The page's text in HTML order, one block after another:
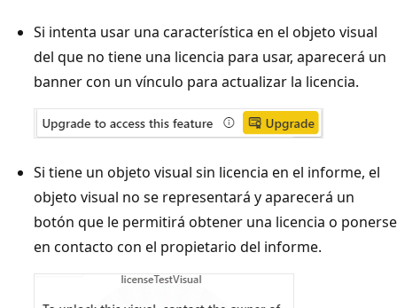
Si intenta usar una característica en el objeto visual
del que no tiene una licencia para usar, aparecerá un
banner con un vínculo para actualizar la licencia.
Si tiene un objeto visual sin licencia en el informe, el
objeto visual no se representará y aparecerá un
botón que le permitirá obtener una licencia o ponerse
en contacto con el propietario del informe.